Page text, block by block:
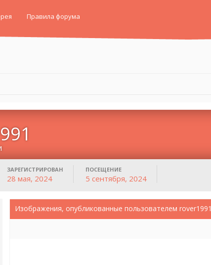
Правила форума
ЗАРЕГИСТРИРОВАН
28 мая, 2024
ПОСЕЩЕНИЕ
5 сентября, 2024
Изображения, опубликованные пользователем rover1991